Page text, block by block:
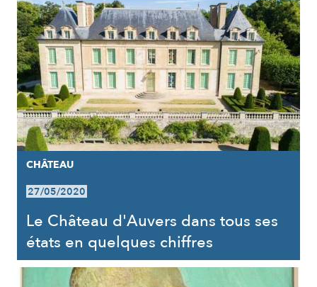
CHÂTEAU
27/05/2020
Le Château d'Auvers dans tous ses
états en quelques chiffres